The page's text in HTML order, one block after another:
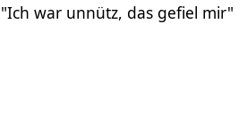
"Ich war unnütz, das gefiel mir"